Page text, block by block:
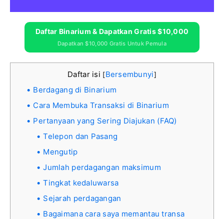
Daftar Binarium & Dapatkan Gratis $10,000
Dapatkan $10,000 Gratis Untuk Pemula
Daftar isi [Bersembunyi]
Berdagang di Binarium
Cara Membuka Transaksi di Binarium
Pertanyaan yang Sering Diajukan (FAQ)
Telepon dan Pasang
Mengutip
Jumlah perdagangan maksimum
Tingkat kedaluwarsa
Sejarah perdagangan
Bagaimana cara saya memantau transa